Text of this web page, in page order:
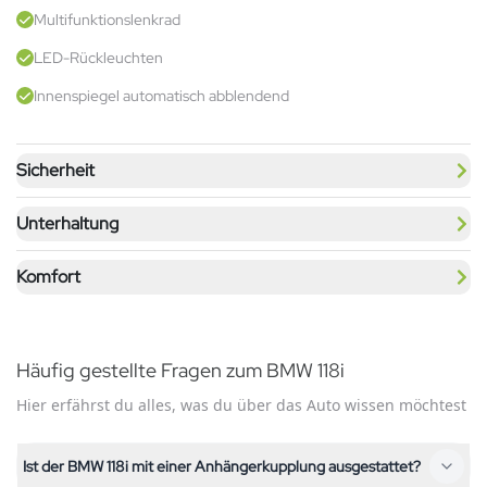
Multifunktionslenkrad
LED-Rückleuchten
Innenspiegel automatisch abblendend
Sicherheit
Unterhaltung
Komfort
Häufig gestellte Fragen zum BMW 118i
Hier erfährst du alles, was du über das Auto wissen möchtest
Ist der BMW 118i mit einer Anhängerkupplung ausgestattet?